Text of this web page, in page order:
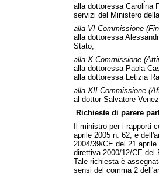
alla dottoressa Carolina
servizi del Ministero
alla VI Commissione
alla dottoressa
Stato;
alla X Commissione
alla dottoressa Paola
alla dottoressa Letizia
alla XII Commissione
al dottor Salvatore
Richieste di parere
Il ministro per i rapporti
aprile 2005 n. 62, e
2004/39/CE del 21
direttiva 2000/12/CE del
Tale richiesta è
sensi del comma 2